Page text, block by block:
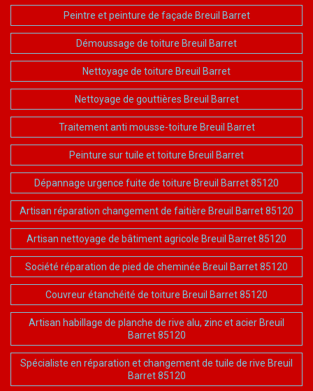
Peintre et peinture de façade Breuil Barret
Démoussage de toiture Breuil Barret
Nettoyage de toiture Breuil Barret
Nettoyage de gouttières Breuil Barret
Traitement anti mousse-toiture Breuil Barret
Peinture sur tuile et toiture Breuil Barret
Dépannage urgence fuite de toiture Breuil Barret 85120
Artisan réparation changement de faitière Breuil Barret 85120
Artisan nettoyage de bâtiment agricole Breuil Barret 85120
Société réparation de pied de cheminée Breuil Barret 85120
Couvreur étanchéité de toiture Breuil Barret 85120
Artisan habillage de planche de rive alu, zinc et acier Breuil
Barret 85120
Spécialiste en réparation et changement de tuile de rive Breuil
Barret 85120